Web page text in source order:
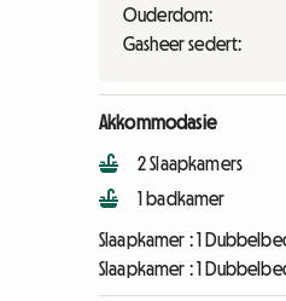
Ouderdom:
Gasheer sedert:
Akkommodasie
2 Slaapkamers
1 badkamer
Slaapkamer :1
Slaapkamer :1